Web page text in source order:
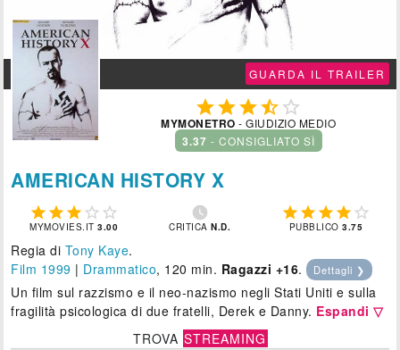
GUARDA IL TRAILER
 
MYMONETRO - GIUDIZIO MEDIO
3.37 - CONSIGLIATO SÌ
AMERICAN HISTORY X
    
MYMOVIES.IT3.00

CRITICAN.D.
    
PUBBLICO3.75
Regia di Tony Kaye.
Film 1999 | Drammatico, 120 min. Ragazzi +16. Dettagli ❯
Un film sul razzismo e il neo-nazismo negli Stati Uniti e sulla
fragilità psicologica di due fratelli, Derek e Danny. Espandi ▽
TROVA STREAMING